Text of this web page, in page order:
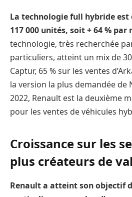
La technologie full hybride est
117 000 unités, soit + 64 % par
technologie, très recherchée
particuliers, atteint un mix de
Captur, 65 % sur les ventes
la version la plus demandée de
2022, Renault est la deuxième
pour les ventes de véhicules
Croissance sur les
plus créateurs de
Renault a atteint son objectif